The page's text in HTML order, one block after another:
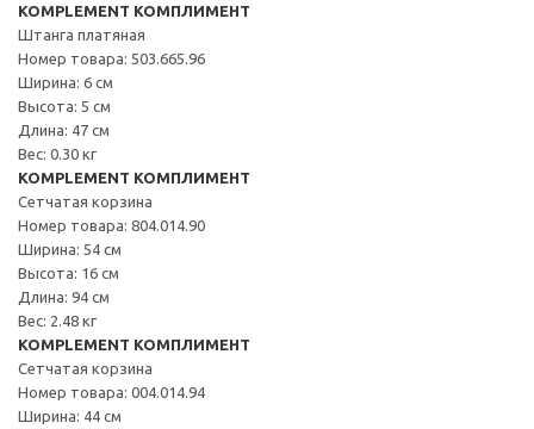
KOMPLEMENT КОМПЛИМЕНТ
Штанга платяная
Номер товара: 503.665.96
Ширина: 6 см
Высота: 5 см
Длина: 47 см
Вес: 0.30 кг
KOMPLEMENT КОМПЛИМЕНТ
Сетчатая корзина
Номер товара: 804.014.90
Ширина: 54 см
Высота: 16 см
Длина: 94 см
Вес: 2.48 кг
KOMPLEMENT КОМПЛИМЕНТ
Сетчатая корзина
Номер товара: 004.014.94
Ширина: 44 см